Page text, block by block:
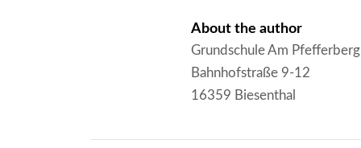
About the author
Grundschule Am Pfefferberg
Bahnhofstraße 9-12
16359 Biesenthal